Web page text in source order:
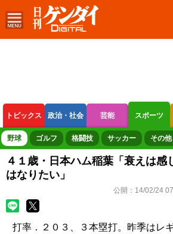
トピックス 政治・社会 芸能 スポーツ
ボートレース 競輪 オートレース
野球 ゴルフ 格闘技 サッカー その他
４１歳・日本ハム稲葉「衰えは感
はなりたい」
公開： 14/02/24
打率．２０３、３本塁打。昨季はレ